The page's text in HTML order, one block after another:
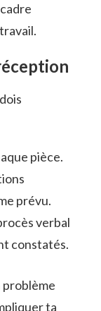
pièce.
prévu.
verbal
constatés.
problème
ta